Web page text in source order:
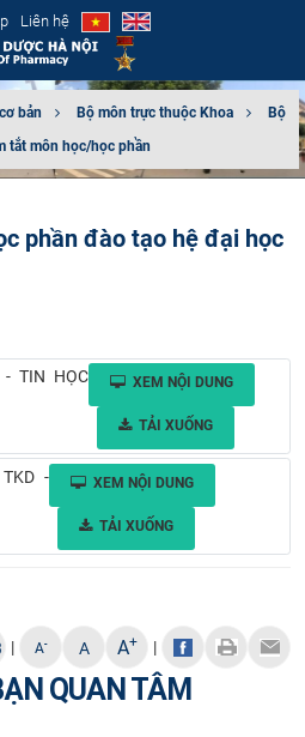
Liên hệ
bản Bộ môn trực thuộc Khoa
Bộ
tắt môn học/học phần
phần đào tạo hệ đại học
- TIN HỌC
XEM NỘI DUNG
TẢI XUỐNG
-
XEM NỘI DUNG
TẢI XUỐNG
| A- A A+ |
QUAN TÂM